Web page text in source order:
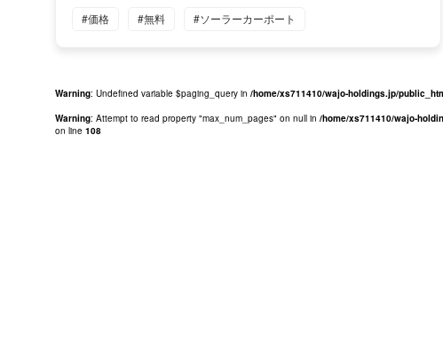
#価格 #無料 #ソーラーカーポート
Warning: Undefined variable $paging_query in /home/xs711410/wajo-holdings.jp/
Warning: Attempt to read property "max_num_pages" on null in /home/xs711410/wajo-
on line 108